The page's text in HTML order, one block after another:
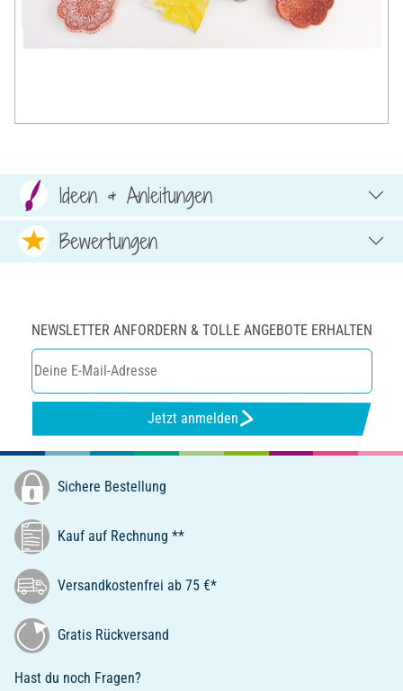
Ideen & Anleitungen
Bewertungen
NEWSLETTER ANFORDERN & TOLLE ANGEBOTE ERHALTEN
Jetzt anmelden
Sichere Bestellung
Kauf auf Rechnung **
Versandkostenfrei ab 75 €*
Gratis Rückversand
Hast du noch Fragen?